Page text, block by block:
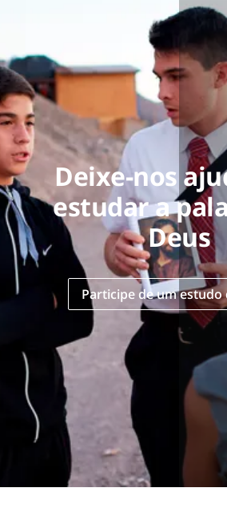
Deixe-nos
estudar a
Deus
Participe de um estudo